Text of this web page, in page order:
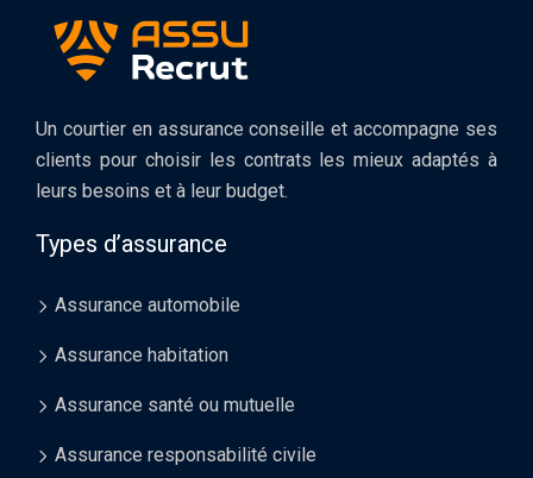
Un courtier en assurance conseille et accompagne ses
clients pour choisir les contrats les mieux adaptés à
leurs besoins et à leur budget.
Types d’assurance
Assurance automobile
Assurance habitation
Assurance santé ou mutuelle
Assurance responsabilité civile